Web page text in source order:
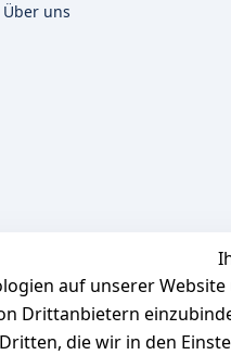
auf unserer
Drittanbietern
die wir in den
Über uns